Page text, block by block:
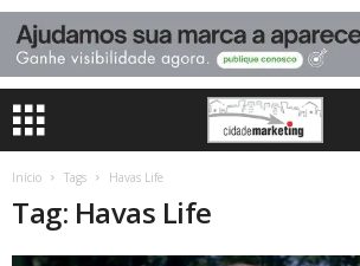
Início Tags Havas Life
Tag: Havas Life